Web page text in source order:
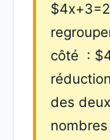
côté :
des